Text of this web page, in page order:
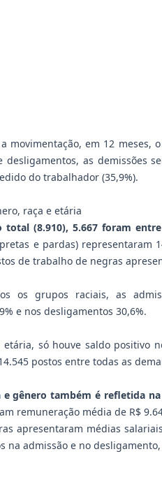
movimentação, em 12 meses,
desligamentos, as demissões
do trabalhador (35,9%).
raça e etária
total (8.910), 5.667 foram
e pardas) representaram
de trabalho de negras
os grupos raciais, as
e nos desligamentos 30,6%.
etária, só houve saldo positivo
postos entre todas as
e gênero também é refletida
remuneração média de R$
apresentaram médias
na admissão e no